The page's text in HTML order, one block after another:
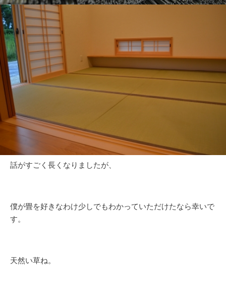
話がすごく長くなりましたが、
僕が畳を好きなわけ少しでもわかっていただけたなら幸いで
す。
天然い草ね。